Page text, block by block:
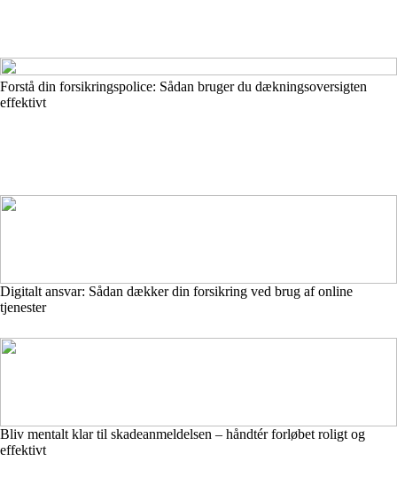
Forstå din forsikringspolice: Sådan bruger du dækningsoversigten
effektivt
Digitalt ansvar: Sådan dækker din forsikring ved brug af online
tjenester
Bliv mentalt klar til skadeanmeldelsen – håndtér forløbet roligt og
effektivt